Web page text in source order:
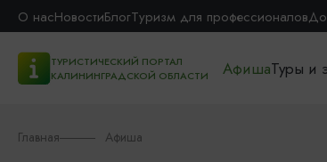
О насНовостиБлогТуризм для профессионалов
ТУРИСТИЧЕСКИЙ ПОРТАЛ
КАЛИНИНГРАДСКОЙ ОБЛАСТИ
АфишаТуры и
Главная Афиша